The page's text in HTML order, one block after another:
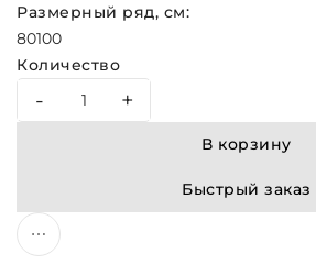
Размерный ряд, см:
80100
Количество
- +
В корзину
Быстрый заказ